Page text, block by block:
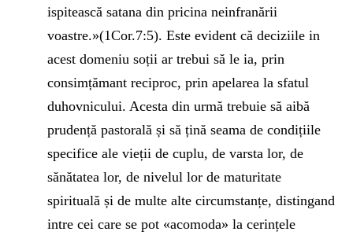
ispitească satana din pricina neinfranării
voastre.»(1Cor.7:5). Este evident că deciziile in
acest domeniu soții ar trebui să le ia, prin
consimțămant reciproc, prin apelarea la sfatul
duhovnicului. Acesta din urmă trebuie să aibă
prudență pastorală și să țină seama de condițiile
specifice ale vieții de cuplu, de varsta lor, de
sănătatea lor, de nivelul lor de maturitate
spirituală și de multe alte circumstanțe, distingand
intre cei care se pot «acomoda» la cerințele